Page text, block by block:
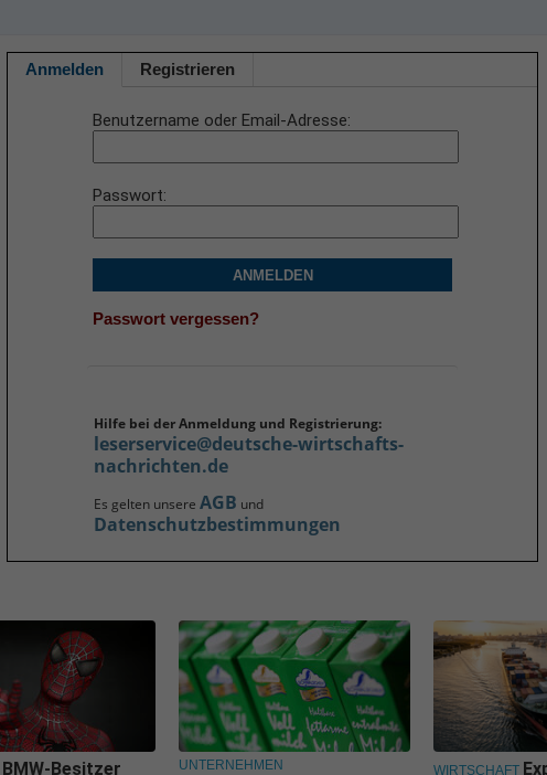
Anmelden Registrieren
Benutzername oder Email-Adresse
Passwort
ANMELDEN
Passwort vergessen?
Hilfe bei der Anmeldung und Registrierung:
leserservice@deutsche-wirtschafts-
nachrichten.de
Es gelten unsere AGB und
Datenschutzbestimmungen
BMW-Besitzer
UNTERNEHMEN WIRTSCHAFT